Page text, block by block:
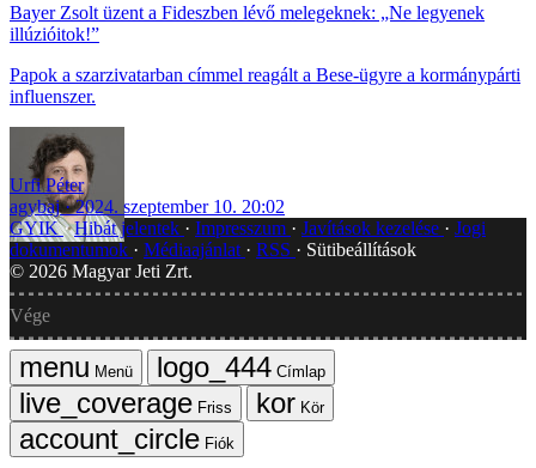
Bayer Zsolt üzent a Fideszben lévő melegeknek: „Ne legyenek
illúzióitok!”
Papok a szarzivatarban címmel reagált a Bese-ügyre a kormánypárti
influenszer.
Urfi Péter
agybaj
2024. szeptember 10. 20:02
GYIK Hibát jelentek Impresszum Javítások kezelése
Jogi
dokumentumok
Médiaajánlat RSS
Sütibeállítások
© 2026 Magyar Jeti Zrt.
Vége
Menü
Címlap
Friss
Kör
Fiók